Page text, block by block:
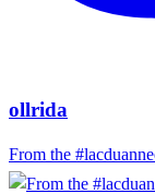
ollrida
From the